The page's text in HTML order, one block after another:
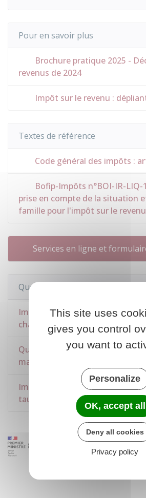
Pour en savoir plus
Brochure pratique 2025 -
revenus de 2024
Impôt sur le revenu :
Textes de référence
Code général des impôts :
Bofip-Impôts n°BOI-IR-
prise en compte de la situation
famille pour l'impôt sur le revenu
Services en ligne et
Questions ? Réponses !
Impôt sur le revenu - Qu'est-ce
charge ?
Qui doit régler les dettes
marié ou pacsé ?
Impôt sur le revenu - Comment
taux de prélèvement à la source
This site uses
gives you control
you want to
Personalize
OK, accept all
Deny all cookies
Privacy policy